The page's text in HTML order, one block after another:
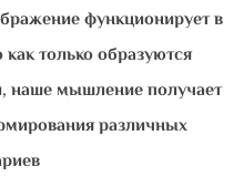
функционирует в
только образуются
наше мышление получает
различных